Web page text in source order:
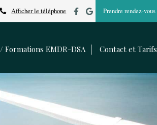
Prendre rendez-vous
Afficher le téléphone
Formations EMDR-DSA Contact et Tarifs